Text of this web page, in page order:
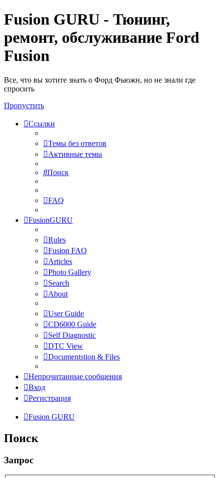
Fusion GURU - Тюнинг,
ремонт, обслуживание Ford
Fusion
Все, что вы хотите знать о Форд Фьюжн, но не знали где
спросить
Пропустить
Ссылки
Темы без ответов
Активные темы
Поиск
FAQ
FusionGURU
Rules
Fusion FAQ
Articles
Photo Gallery
Search
About
User Guide
CD6000 Guide
Self Diagnostic
DTC View
Documentstion & Files
Непрочитанные сообщения
Вход
Регистрация
Fusion GURU
Поиск
Запрос